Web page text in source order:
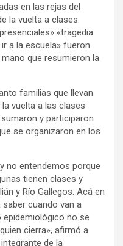
en las rejas del
la vuelta a clases.
«tragedia
a la escuela» fueron
que resumieron la
familias que llevan
vuelta a las clases
y participaron
se organizaron en los
no entendemos porque
tienen clases y
y Río Gallegos. Acá en
saber cuando van a
epidemiológico no se
cierra», afirmó a
de la